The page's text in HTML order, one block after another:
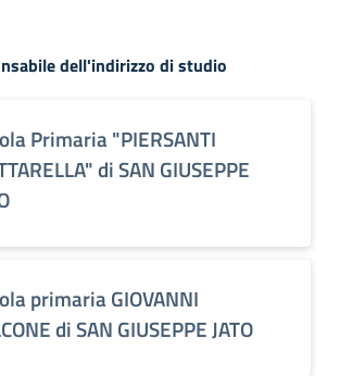
dell'indirizzo di studio
Primaria "PIERSANTI
di SAN GIUSEPPE
primaria GIOVANNI
di SAN GIUSEPPE JATO